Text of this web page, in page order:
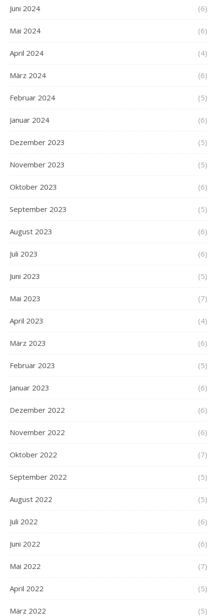
Juni 2024 (6)
Mai 2024 (6)
April 2024 (4)
März 2024 (6)
Februar 2024 (5)
Januar 2024 (6)
Dezember 2023 (5)
November 2023 (5)
Oktober 2023 (6)
September 2023 (5)
August 2023 (6)
Juli 2023 (6)
Juni 2023 (5)
Mai 2023 (7)
April 2023 (4)
März 2023 (6)
Februar 2023 (5)
Januar 2023 (6)
Dezember 2022 (6)
November 2022 (6)
Oktober 2022 (7)
September 2022 (5)
August 2022 (5)
Juli 2022 (6)
Juni 2022 (6)
Mai 2022 (7)
April 2022 (5)
März 2022 (5)